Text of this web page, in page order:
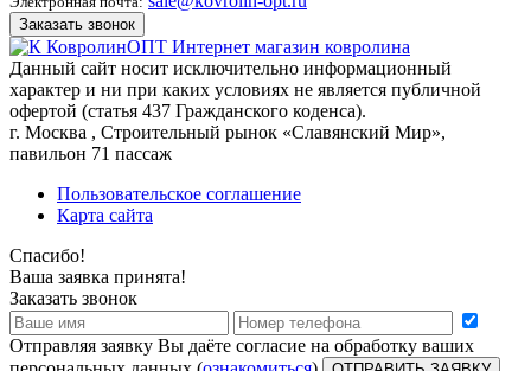
Заказать звонок
КовролинОПТ Интернет магазин ковролина
Данный сайт носит исключительно информационный
характер и ни при каких условиях не является публичной
офертой (статья 437 Гражданского коденса).
г. Москва , Строительный рынок «Славянский Мир»,
павильон 71 пассаж
Пользовательское соглашение
Карта сайта
Спасибо!
Ваша заявка принята!
Заказать звонок
Отправляя заявку Вы даёте согласие на обработку ваших